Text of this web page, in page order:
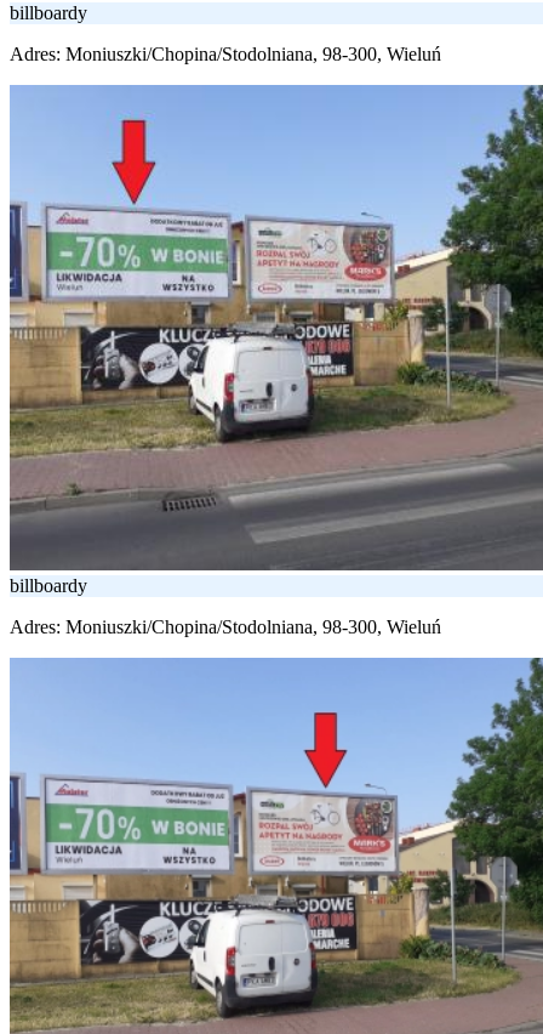
billboardy
Adres: Moniuszki/Chopina/Stodolniana, 98-300, Wieluń
billboardy
Adres: Moniuszki/Chopina/Stodolniana, 98-300, Wieluń